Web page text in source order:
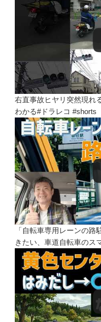
右直事故ヒヤリ突然現れ
わかる#ドラレコ #shorts
「自転車専用レーンの
きたい、車道自転車のス